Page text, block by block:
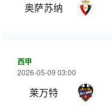
奥萨苏纳
西甲
2026-05-09 03:00
莱万特